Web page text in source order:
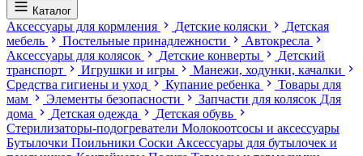
Каталог
Аксессуары для кормления Детские коляски
Детская
мебель
Постельные принадлежности
Автокресла
Аксессуары для колясок
Детские конверты
Детский
транспорт
Игрушки и игры
Манежи, ходунки, качалки
Средства гигиены и уход
Купание ребенка
Товары для
мам
Элементы безопасности Запчасти для колясок Для
дома
Детская одежда
Детская обувь
Стерилизаторы-подогреватели Молокоотсосы и аксессуары
Бутылочки Поильники Соски Аксессуары для бутылочек и